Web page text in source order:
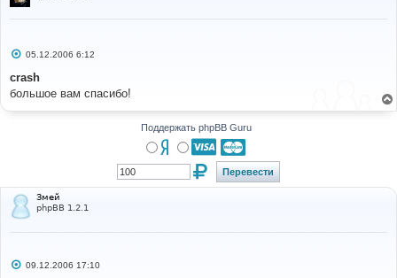
С
о
б
щ
05.12.2006 6:12
crash
большое вам спасибо!
Поддержать phpBB Guru
Змей
phpBB 1.2.1
С09.12.2006 17:10